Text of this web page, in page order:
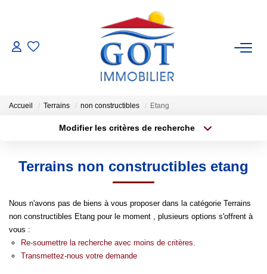
VENTES
GESTION
ESTIMATION
NOS BIENS VENDUS
NOS AGENCES
Accueil Terrains non constructibles Etang
Modifier les critères de recherche
Type de bien
Budget max Plus de critères
Terrains non constructibles etang
Nous n'avons pas de biens à vous proposer dans la catégorie Terrains
non constructibles Etang pour le moment , plusieurs options s'offrent à
vous :
Re-soumettre la recherche avec moins de critères.
Transmettez-nous votre demande